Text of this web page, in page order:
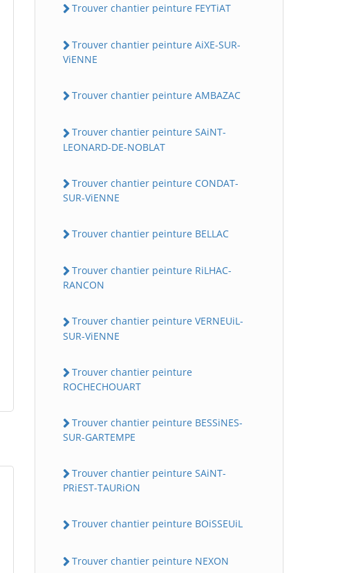
Trouver chantier peinture FEYTiAT
Trouver chantier peinture AiXE-SUR-
ViENNE
Trouver chantier peinture AMBAZAC
Trouver chantier peinture SAiNT-
LEONARD-DE-NOBLAT
Trouver chantier peinture CONDAT-
SUR-ViENNE
Trouver chantier peinture BELLAC
Trouver chantier peinture RiLHAC-
RANCON
Trouver chantier peinture VERNEUiL-
SUR-ViENNE
Trouver chantier peinture
ROCHECHOUART
Trouver chantier peinture BESSiNES-
SUR-GARTEMPE
Trouver chantier peinture SAiNT-
PRiEST-TAURiON
Trouver chantier peinture BOiSSEUiL
Trouver chantier peinture NEXON